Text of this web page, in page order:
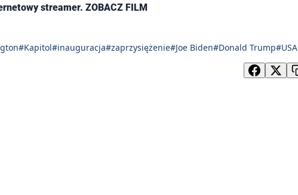
streamer. ZOBACZ FILM
#Kapitol#inauguracja#zaprzysiężenie#Joe Biden#Donald Trump#USA